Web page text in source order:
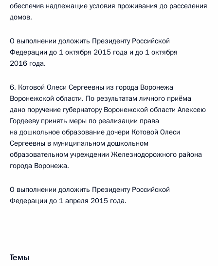
обеспечив надлежащие условия проживания до расселения
домов.
О выполнении доложить Президенту Российской
Федерации до 1 октября 2015 года и до 1 октября
2016 года.
6. Котовой Олеси Сергеевны из города Воронежа
Воронежской области. По результатам личного приёма
дано поручение губернатору Воронежской области Алексею
Гордееву принять меры по реализации права
на дошкольное образование дочери Котовой Олеси
Сергеевны в муниципальном дошкольном
образовательном учреждении Железнодорожного района
города Воронежа.
О выполнении доложить Президенту Российской
Федерации до 1 апреля 2015 года.
Темы